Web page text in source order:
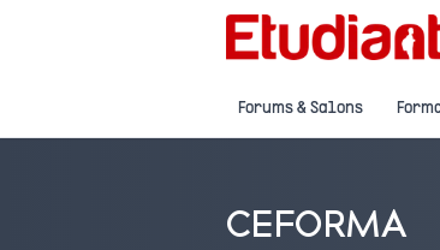
Forums & Salons
CEFORMA